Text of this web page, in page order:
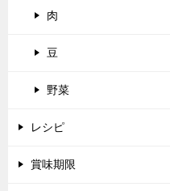
肉
豆
野菜
レシピ
賞味期限